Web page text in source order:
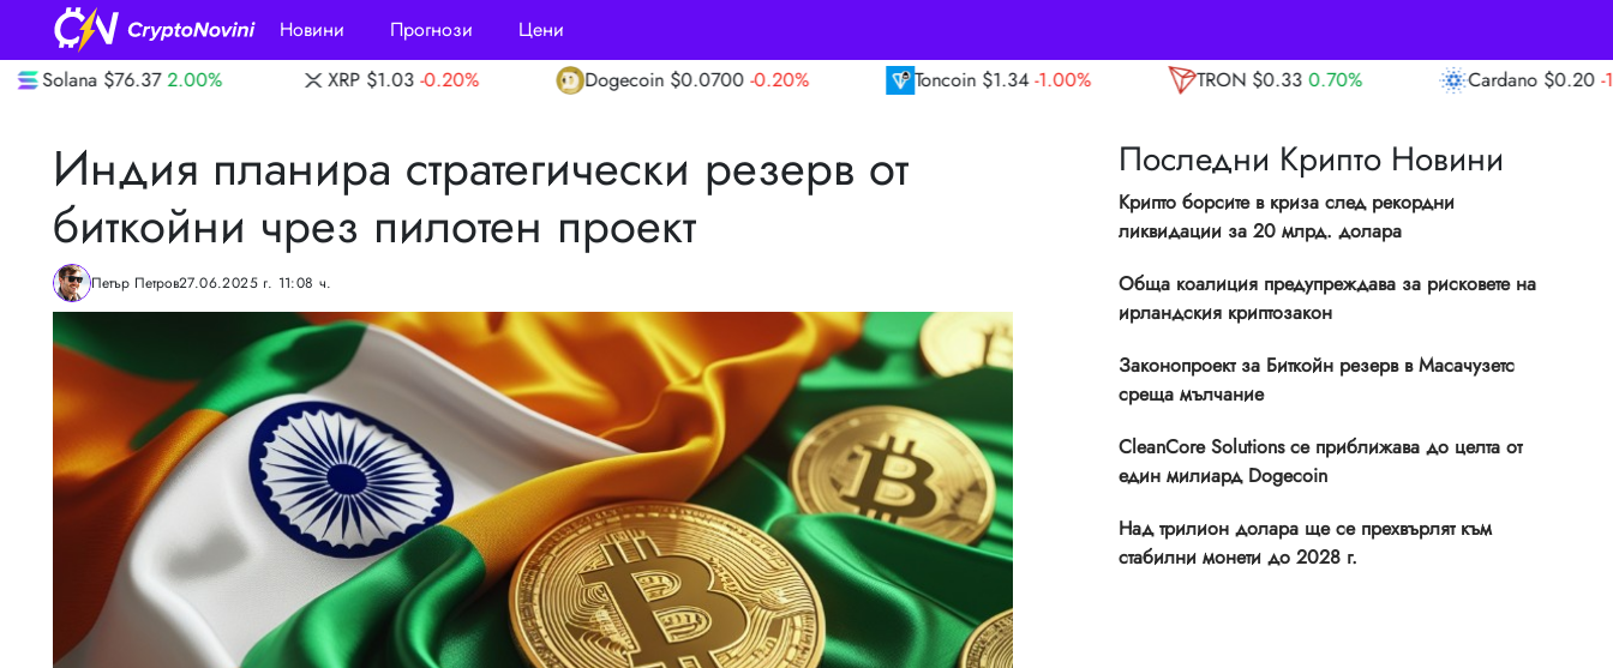
Новини Прогнози
Цени
XRP $1.03 -0.20% Dogecoin $0.0700 -0.20% Toncoin $1.34 TRON $0.33 0.70% Cardano $0.20
Индия планира стратегически резерв от
биткойни чрез пилотен проект
Петър Петров27.06.2025 г. 11:08 ч.
Последни Крипто Новини
Крипто борсите в криза след рекордни
ликвидации за 20 млрд. долара
Обща коалиция предупреждава за рисковете на
ирландския криптозакон
Законопроект за Биткойн резерв в Масачузетс
среща мълчание
CleanCore Solutions се приближава до целта от
един милиард Dogecoin
Над трилион долара ще се прехвърлят към
стабилни монети до 2028 г.